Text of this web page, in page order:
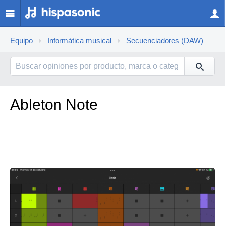
Equipo Informática musical Secuenciadores (DAW)
Ableton Note